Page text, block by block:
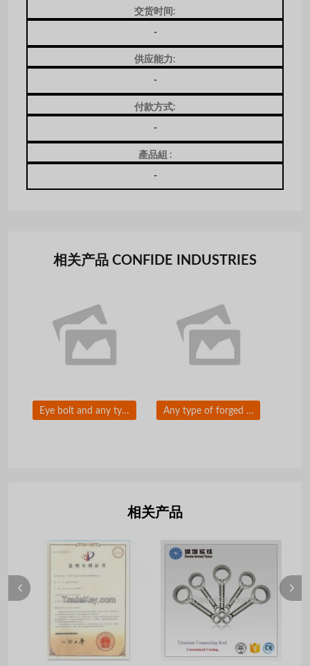
交货时间:
-
供应能力:
-
付款方式:
-
產品組 :
-
相关产品 CONFIDE INDUSTRIES
Eye bolt and any type of bolt Any type of forged component
相关产品